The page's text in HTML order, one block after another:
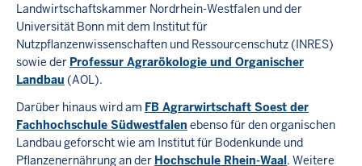
Landwirtschaftskammer Nordrhein-Westfalen und der
Universität Bonn mit dem Institut für
Nutzpflanzenwissenschaften und Ressourcenschutz (INRES)
sowie der Professur Agrarökologie und Organischer
Landbau (AOL).
Darüber hinaus wird am FB Agrarwirtschaft Soest der
Fachhochschule Südwestfalen ebenso für den organischen
Landbau geforscht wie am Institut für Bodenkunde und
Pflanzenernährung an der Hochschule Rhein-Waal. Weitere